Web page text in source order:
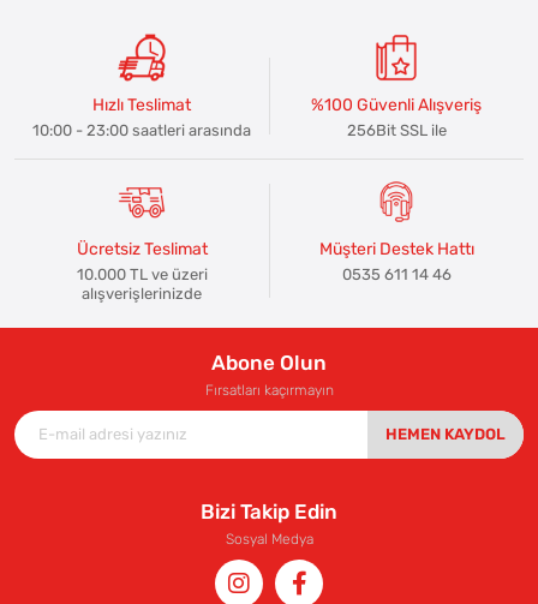
Hızlı Teslimat
10:00 - 23:00 saatleri arasında
%100 Güvenli Alışveriş
256Bit SSL ile
Ücretsiz Teslimat
10.000 TL ve üzeri
alışverişlerinizde
Müşteri Destek Hattı
0535 611 14 46
Abone Olun
Fırsatları kaçırmayın
HEMEN KAYDOL
Bizi Takip Edin
Sosyal Medya